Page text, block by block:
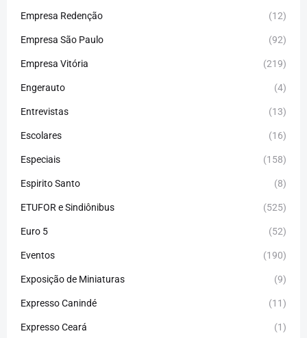
Empresa Redenção (12)
Empresa São Paulo (92)
Empresa Vitória (219)
Engerauto (4)
Entrevistas (13)
Escolares (16)
Especiais (158)
Espirito Santo (8)
ETUFOR e Sindiônibus (525)
Euro 5 (52)
Eventos (190)
Exposição de Miniaturas (9)
Expresso Canindé (11)
Expresso Ceará (1)